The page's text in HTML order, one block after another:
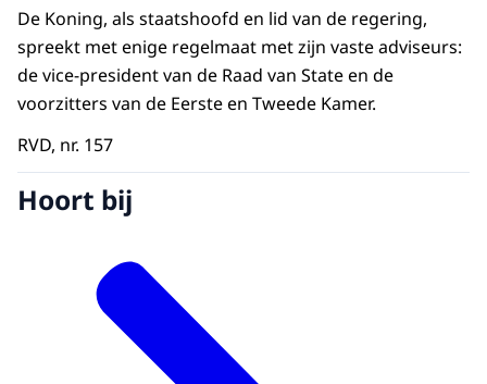
De Koning, als staatshoofd en lid van de regering,
spreekt met enige regelmaat met zijn vaste adviseurs:
de vice-president van de Raad van State en de
voorzitters van de Eerste en Tweede Kamer.
RVD, nr. 157
Hoort bij